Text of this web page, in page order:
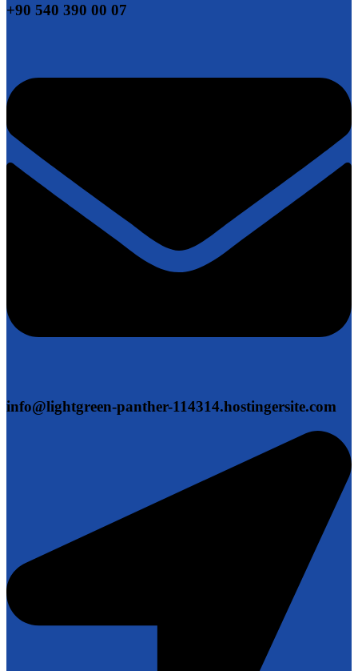
+90 540 390 00 07
info@lightgreen-panther-114314.hostingersite.com